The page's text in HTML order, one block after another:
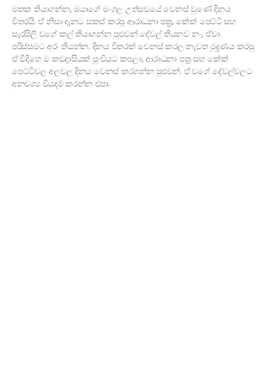
මතක තියාගන්න, ඔයාගේ මංගල උත්සවයේ වෙනස් වුණේ දිනය
විතරයි. ඒ නිසා දැනට සකස් කරපු ආරාධනා පත්‍ර, කේක් පෙට්ටි සහ
සැරසිලි වගේ කල් තියාගන්න පුළුවන් දේවල් තියනව නං, ඒවා
පරිස්සමට අරං තියන්න. දිනය විතරක් වෙනස් කරල නැවත මුද්‍රණය කරපු
ඒ විදිහෙ ම කඩදාසියක් පුංචියට කපලා, ආරාධනා පත්‍ර සහ කේක්
පෙට්ටිවල අලවල දිනය වෙනස් කරගන්න පුළුවන්. ඒ වගේ දේවල්වලට
අනවශ්‍ය වියදම් කරන්න එපා.